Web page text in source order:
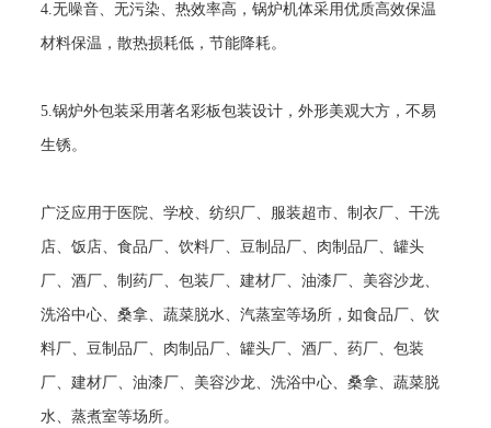
4.无噪音、无污染、热效率高，锅炉机体采用优质高效保温
材料保温，散热损耗低，节能降耗。
5.锅炉外包装采用著名彩板包装设计，外形美观大方，不易
生锈。
广泛应用于医院、学校、纺织厂、服装超市、制衣厂、干洗
店、饭店、食品厂、饮料厂、豆制品厂、肉制品厂、罐头
厂、酒厂、制药厂、包装厂、建材厂、油漆厂、美容沙龙、
洗浴中心、桑拿、蔬菜脱水、汽蒸室等场所，如食品厂、饮
料厂、豆制品厂、肉制品厂、罐头厂、酒厂、药厂、包装
厂、建材厂、油漆厂、美容沙龙、洗浴中心、桑拿、蔬菜脱
水、蒸煮室等场所。